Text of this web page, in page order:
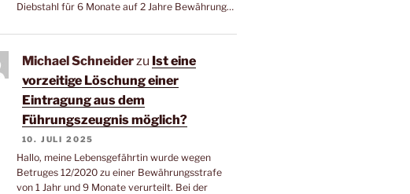
Diebstahl für 6 Monate auf 2 Jahre Bewährung…
Michael Schneiderzu Ist eine
vorzeitige Löschung einer
Eintragung aus dem
Führungszeugnis möglich?
10. JULI 2025
Hallo, meine Lebensgefährtin wurde wegen
Betruges 12/2020 zu einer Bewährungsstrafe
von 1 Jahr und 9 Monate verurteilt. Bei der